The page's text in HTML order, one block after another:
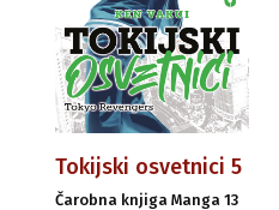
Tokijski osvetnici 5
Čarobna knjiga Manga 13